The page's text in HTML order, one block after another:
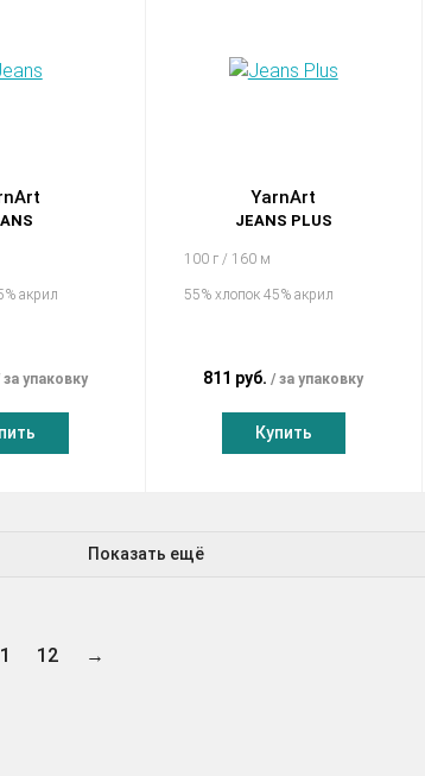
акрил
за упаковку
YarnArt
JEANS PLUS
100 г / 160 м
55% хлопок 45% акрил
811 руб. за упаковку
Купить
Показать ещё
12 →